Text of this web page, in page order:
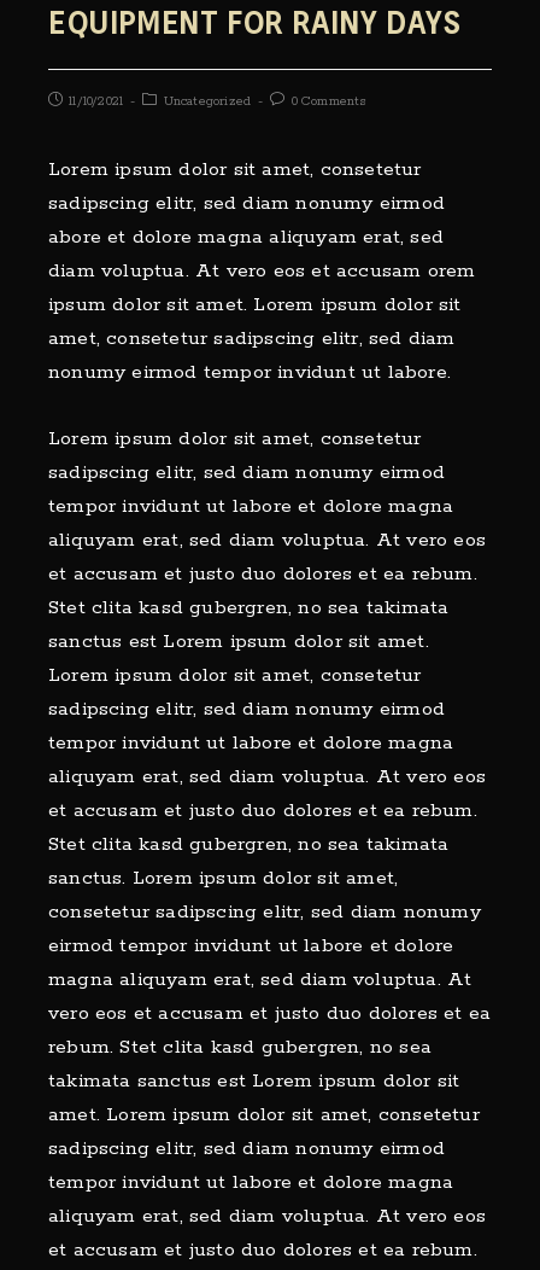
EQUIPMENT FOR RAINY DAYS
11/10/2021 Uncategorized 0 Comments
Lorem ipsum dolor sit amet, consetetur
sadipscing elitr, sed diam nonumy eirmod
abore et dolore magna aliquyam erat, sed
diam voluptua. At vero eos et accusam orem
ipsum dolor sit amet. Lorem ipsum dolor sit
amet, consetetur sadipscing elitr, sed diam
nonumy eirmod tempor invidunt ut labore.
Lorem ipsum dolor sit amet, consetetur
sadipscing elitr, sed diam nonumy eirmod
tempor invidunt ut labore et dolore magna
aliquyam erat, sed diam voluptua. At vero eos
et accusam et justo duo dolores et ea rebum.
Stet clita kasd gubergren, no sea takimata
sanctus est Lorem ipsum dolor sit amet.
Lorem ipsum dolor sit amet, consetetur
sadipscing elitr, sed diam nonumy eirmod
tempor invidunt ut labore et dolore magna
aliquyam erat, sed diam voluptua. At vero eos
et accusam et justo duo dolores et ea rebum.
Stet clita kasd gubergren, no sea takimata
sanctus. Lorem ipsum dolor sit amet,
consetetur sadipscing elitr, sed diam nonumy
eirmod tempor invidunt ut labore et dolore
magna aliquyam erat, sed diam voluptua. At
vero eos et accusam et justo duo dolores et ea
rebum. Stet clita kasd gubergren, no sea
takimata sanctus est Lorem ipsum dolor sit
amet. Lorem ipsum dolor sit amet, consetetur
sadipscing elitr, sed diam nonumy eirmod
tempor invidunt ut labore et dolore magna
aliquyam erat, sed diam voluptua. At vero eos
et accusam et justo duo dolores et ea rebum.